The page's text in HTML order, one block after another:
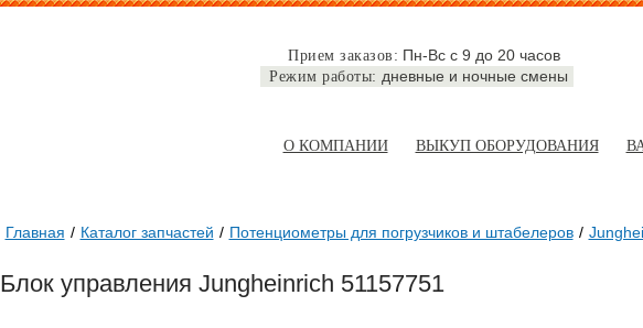
Прием заказов: Пн-Вс с 9 до 20 часов
Режим работы: дневные и ночные смены
О КОМПАНИИ ВЫКУП ОБОРУДОВАНИЯ
Главная Каталог запчастей Потенциометры для погрузчиков и штабелеров
Блок управления Jungheinrich 51157751